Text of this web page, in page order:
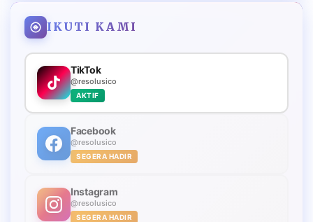
IKUTI KAMI
TikTok
@resolusico
AKTIF
Facebook
@resolusico
SEGERA HADIR
Instagram
@resolusico
SEGERA HADIR